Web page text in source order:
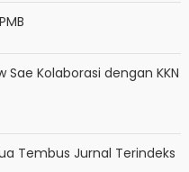
Sae Kolaborasi dengan KKN
Tembus Jurnal Terindeks